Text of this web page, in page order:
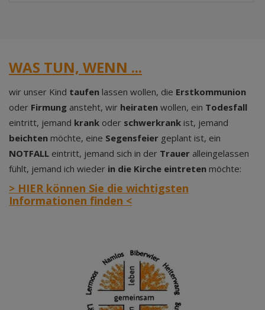
WAS TUN, WENN ...
wir unser Kind taufen lassen wollen, die Erstkommunion
oder Firmung ansteht, wir heiraten wollen, ein Todesfall
eintritt, jemand krank oder schwerkrank ist, jemand
beichten möchte, eine Segensfeier geplant ist, ein
NOTFALL eintritt, jemand sich in der Trauer alleingelassen
fühlt, jemand ich wieder in die Kirche eintreten möchte:
> HIER können Sie die wichtigsten
Informationen finden <